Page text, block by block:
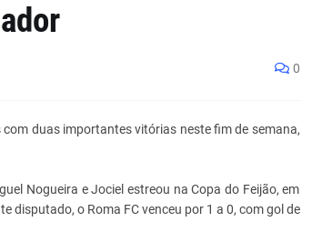
0
duas importantes vitórias neste fim de semana,
Nogueira e Jociel estreou na Copa do Feijão, em
disputado, o Roma FC venceu por 1 a 0, com gol de